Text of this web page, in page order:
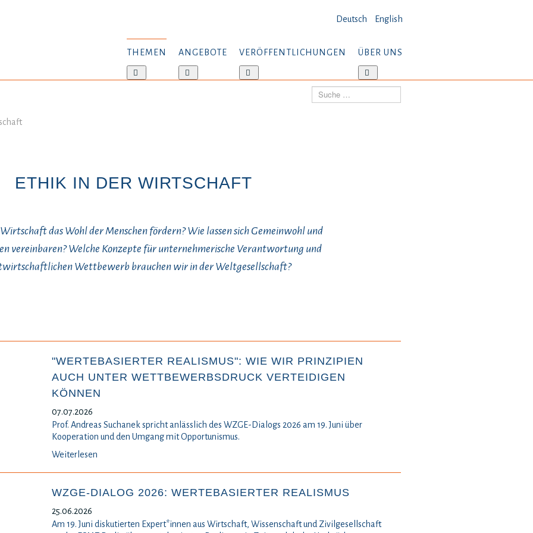
Deutsch English
THEMEN
Informationen:
ANGEBOTE
Informationen:
VERÖFFENTLICHUNGEN
Informationen:
ÜBER UNS
Informationen:
uns
Suchen
ETHIK IN DER WIRTSCHAFT
das Wohl der Menschen fördern? Wie lassen sich Gemeinwohl und
vereinbaren? Welche Konzepte für unternehmerische Verantwortung und
Wettbewerb brauchen wir in der Weltgesellschaft?
"WERTEBASIERTER REALISMUS": WIE WIR PRINZIPIEN
AUCH UNTER WETTBEWERBSDRUCK VERTEIDIGEN
KÖNNEN
07.07.2026
Prof. Andreas Suchanek spricht anlässlich des WZGE-Dialogs 2026 am 19. Juni über
Kooperation und den Umgang mit Opportunismus.
Weiterlesen
WZGE-DIALOG 2026: WERTEBASIERTER REALISMUS
25.06.2026
Am 19. Juni diskutierten Expert*innen aus Wirtschaft, Wissenschaft und Zivilgesellschaft